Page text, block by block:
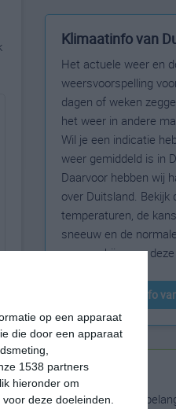
op een apparaat
die door een apparaat
1538 partners
hieronder om
deze doeleinden.
Klimaatinfo van
Het actuele weer en
weersvoorspelling
dagen of weken
het weer in andere
Wil je een indicatie
weer gemiddeld is in
Daarvoor hebben wij
over Duitsland. Bekijk
temperaturen, de
sneeuw en de
zonneschijn voor
klimaatinfo
Beste reistijd
Het weer is een